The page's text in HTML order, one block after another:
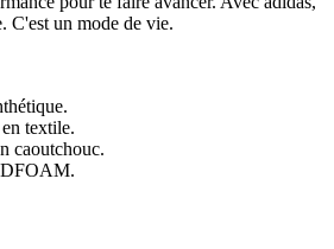
C'est un mode de vie.
textile.
caoutchouc.